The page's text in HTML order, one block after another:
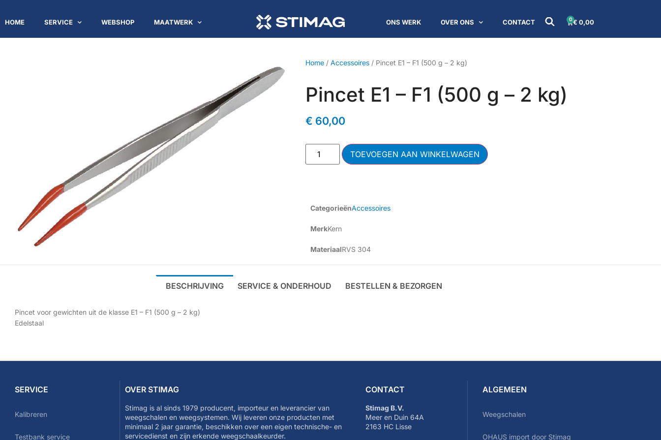
HOME SERVICE WEBSHOP MAATWERK ONS WERK OVER ONS CONTACT € 0,00
0
Home / Accessoires / Pincet E1 – F1 (500 g – 2 kg)
Pincet E1 – F1 (500 g – 2 kg)
€ 60,00
TOEVOEGEN AAN WINKELWAGEN
CategorieënAccessoires
MerkKern
MateriaalRVS 304
BESCHRIJVING SERVICE & ONDERHOUD BESTELLEN & BEZORGEN
Pincet voor gewichten uit de klasse E1 – F1 (500 g – 2 kg)
Edelstaal
SERVICE
Kalibreren
Testbank service
OVER STIMAG
Stimag is al sinds 1979 producent, importeur en leverancier van
weegschalen en weegsystemen. Wij leveren onze producten met
minimaal 2 jaar garantie, beschikken over een eigen technische- en
servicedienst en zijn erkende weegschaalkeurder.
CONTACT
Stimag B.V.
Meer en Duin 64A
2163 HC Lisse
ALGEMEEN
Weegschalen
OHAUS import door Stimag